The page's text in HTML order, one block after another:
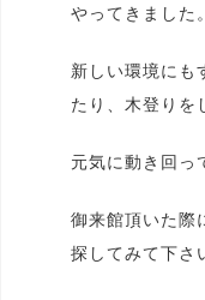
やってきました。
新しい環境にも
たり、木登りを
元気に動き回っ
御来館頂いた際
探してみて下さ